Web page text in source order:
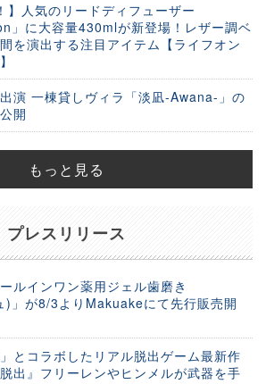
】人気のリードディフューザー
」に大容量430mlが新登場！レザー調ベ
を演出する注目アイテム【ライフオン
演 一棟貸しヴィラ「淡凪-Awana-」の
開
もっと見る
プレスリリース
ルインワン薬用ジェル歯磨き
)」が8/3よりMakuakeにて先行販売開
とコラボしたリアル脱出ゲーム最新作
出』フリーレンやヒンメルが武器を手